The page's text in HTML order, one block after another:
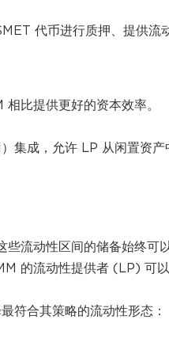
代币进行质押、提供流
比提供更好的资本效率。
集成，允许 LP 从闲置资产
流动性区间的储备始终可
的流动性提供者 (LP) 可
符合其策略的流动性形态：